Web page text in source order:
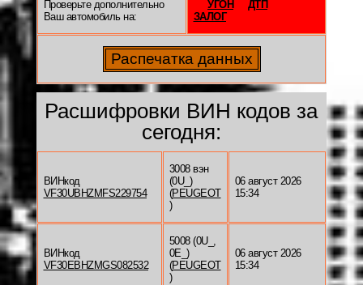
Проверьте дополнительно
Ваш автомобиль на:
УГОН
ДТП
ЗАЛОГ
Расшифровки ВИН кодов за
сегодня:
ВИНкод
VF30UBHZMFS229754
3008 вэн
(0U_)
(PEUGEOT
)
06 август 2026
15:34
ВИНкод
VF30EBHZMGS082532
5008 (0U_,
0E_)
(PEUGEOT
)
06 август 2026
15:34